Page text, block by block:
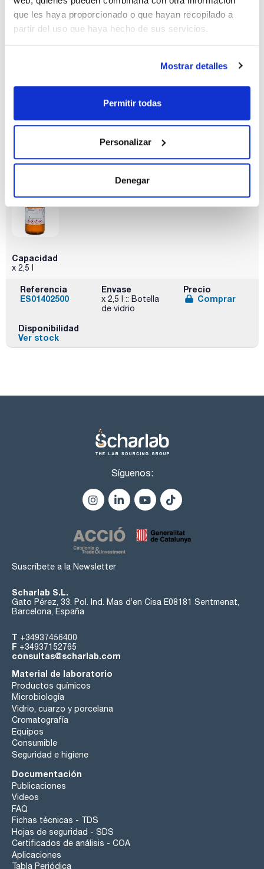
que les haya proporcionado o que hayan recopilado a
partir del uso que haya hecho de sus servicios.
Mostrar detalles
Permitir todas
Personalizar
Denegar
Capacidad
Referencia
ES01401000
Envase
x 1 l :: Botella de
vidrio
Precio
Comprar
Disponibilidad
Ver stock
Capacidad
x 2,5 l
Referencia
ES01402500
Envase
x 2,5 l :: Botella
de vidrio
Precio
Comprar
Disponibilidad
Ver stock
Síguenos:
Suscríbete a la Newsletter
Scharlab S.L.
Gato Pérez, 33. Pol. Ind. Mas d’en Cisa E08181 Sentmenat,
Barcelona, España
T +34937456400
F +34937152765
consultas@scharlab.com
Material de laboratorio
Productos químicos
Microbiología
Vidrio, cuarzo y porcelana
Cromatografía
Equipos
Consumible
Seguridad e higiene
Documentación
Publicaciones
Videos
FAQ
Fichas técnicas - TDS
Hojas de seguridad - SDS
Certificados de análisis - COA
Aplicaciones
Tabla Periódica